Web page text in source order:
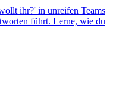
ihr?' in unreifen Teams
führt. Lerne, wie du